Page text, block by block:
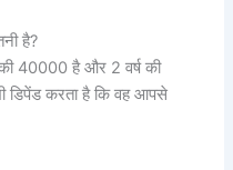
है?
की 40000 है और 2 वर्ष की
डिपेंड करता है कि वह आपसे